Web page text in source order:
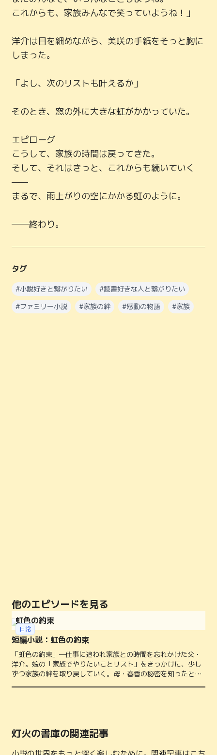
これからも、家族みんなで笑っていようね！」
洋介は目を細めながら、美咲の手紙をそっと胸に
しまった。
「よし、次のリストも叶えるか」
そのとき、窓の外に大きな虹がかかっていた。
エピローグ
こうして、家族の時間は戻ってきた。
そして、それはきっと、これからも続いていく
——
まるで、雨上がりの空にかかる虹のように。
──終わり。
タグ
#小説好きと繋がりたい #読書好きな人と繋がりたい
#ファミリー小説 #家族の絆 #感動の物語 #家族
他のエピソードを見る
虹色の約束
日常
短編小説：虹色の約束
「虹色の約束」—仕事に追われ家族との時間を忘れかけた父・
洋介。娘の「家族でやりたいことリスト」をきっかけに、少し
ずつ家族の絆を取り戻していく。母・春香の秘密を知ったと
灯火の書庫の関連記事